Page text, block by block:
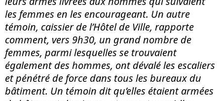
les femmes en les encourageant. Un autre
témoin, caissier de l’Hôtel de Ville, rapporte
comment, vers 9h30, un grand nombre de
femmes, parmi lesquelles se trouvaient
également des hommes, ont dévalé les escaliers
et pénétré de force dans tous les bureaux du
bâtiment. Un témoin dit qu’elles étaient armées